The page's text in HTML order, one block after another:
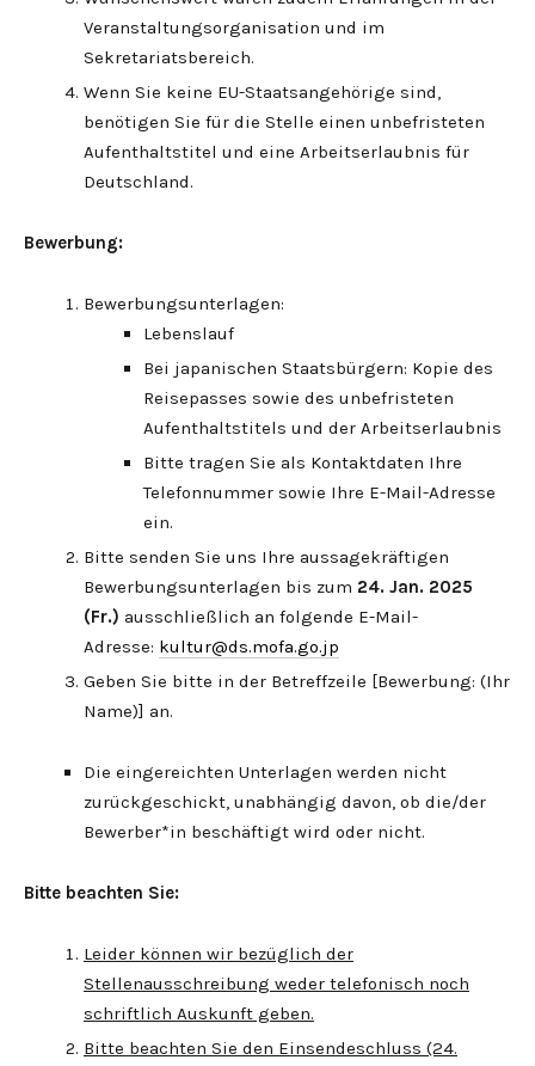
Veranstaltungsorganisation und im
Sekretariatsbereich.
Wenn Sie keine EU-Staatsangehörige sind,
benötigen Sie für die Stelle einen unbefristeten
Aufenthaltstitel und eine Arbeitserlaubnis für
Deutschland.
Bewerbung:
Bewerbungsunterlagen:
Lebenslauf
Bei japanischen Staatsbürgern: Kopie des
Reisepasses sowie des unbefristeten
Aufenthaltstitels und der Arbeitserlaubnis
Bitte tragen Sie als Kontaktdaten Ihre
Telefonnummer sowie Ihre E-Mail-Adresse
ein.
Bitte senden Sie uns Ihre aussagekräftigen
Bewerbungsunterlagen bis zum 24. Jan. 2025
(Fr.) ausschließlich an folgende E-Mail-
Adresse: kultur@ds.mofa.go.jp
Geben Sie bitte in der Betreffzeile [Bewerbung: (Ihr
Name)] an.
Die eingereichten Unterlagen werden nicht
zurückgeschickt, unabhängig davon, ob die/der
Bewerber*in beschäftigt wird oder nicht.
Bitte beachten Sie:
Leider können wir bezüglich der
Stellenausschreibung weder telefonisch noch
schriftlich Auskunft geben.
Bitte beachten Sie den Einsendeschluss (24.